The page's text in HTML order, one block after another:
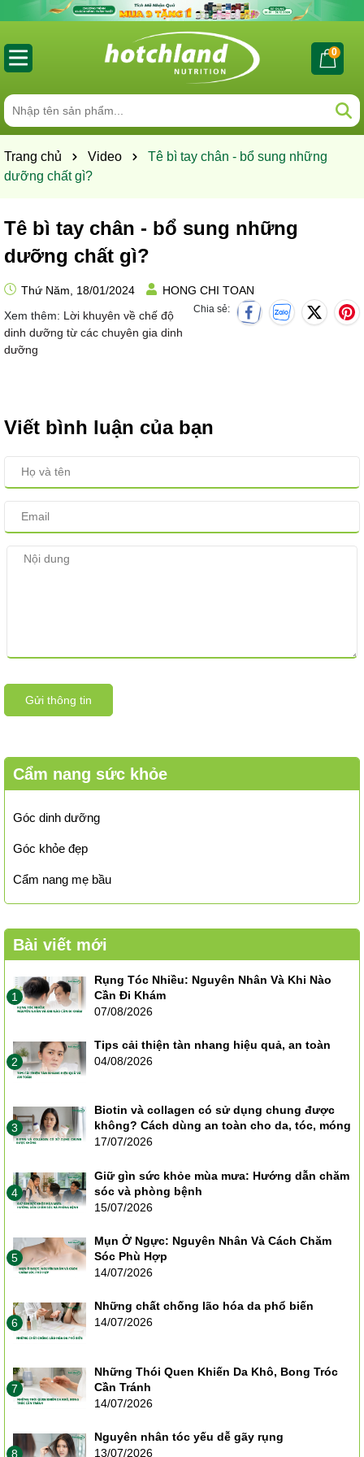
0
Trang chủ Video
Tê bì tay chân - bổ sung những
dưỡng chất gì?
Tê bì tay chân - bổ sung những
dưỡng chất gì?
Thứ Năm, 18/01/2024 HONG CHI TOAN
Chia sẻ:
Xem thêm: Lời khuyên về chế độ
dinh dưỡng từ các chuyên gia dinh
dưỡng
Viết bình luận của bạn
Gửi thông tin
Cẩm nang sức khỏe
Góc dinh dưỡng
Góc khỏe đẹp
Cẩm nang mẹ bầu
Bài viết mới
1
Rụng Tóc Nhiều: Nguyên Nhân Và Khi Nào
Cần Đi Khám
07/08/2026
2
Tips cải thiện tàn nhang hiệu quả, an toàn
04/08/2026
3
Biotin và collagen có sử dụng chung được
không? Cách dùng an toàn cho da, tóc, móng
17/07/2026
4
Giữ gìn sức khỏe mùa mưa: Hướng dẫn chăm
sóc và phòng bệnh
15/07/2026
5
Mụn Ở Ngực: Nguyên Nhân Và Cách Chăm
Sóc Phù Hợp
14/07/2026
6
Những chất chống lão hóa da phổ biến
14/07/2026
7
Những Thói Quen Khiến Da Khô, Bong Tróc
Cần Tránh
14/07/2026
8
Nguyên nhân tóc yếu dễ gãy rụng
13/07/2026